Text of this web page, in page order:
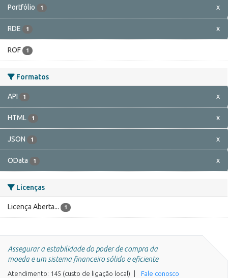
Portfólio 1 x
RDE 1 x
ROF 1
Formatos
API 1 x
HTML 1 x
JSON 1 x
OData 1 x
Licenças
Licença Aberta... 1
Assegurar a estabilidade do poder de compra da
moeda e um sistema financeiro sólido e eficiente
Atendimento: 145 (custo de ligação local) Fale conosco